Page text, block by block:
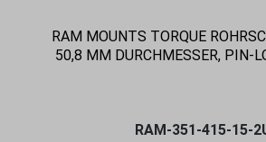
RAM MOUNTS TORQUE
50,8 MM DURCHMESSER, PIN-
RAM-351-415-15-